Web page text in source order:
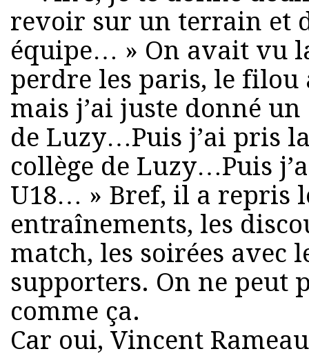
revoir sur un terrain et
équipe… » On avait vu
perdre les paris, le filou
mais j’ai juste donné
de Luzy…Puis j’ai pris
collège de Luzy…Puis
U18… » Bref, il a repris
entraînements, les
match, les soirées avec
supporters. On ne peut
comme ça.
Car oui, Vincent